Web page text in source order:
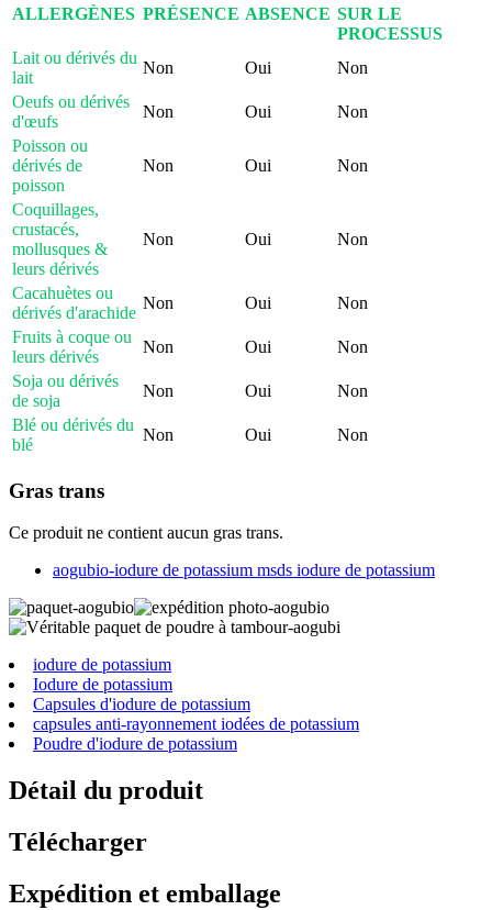
ALLERGÈNES PRÉSENCE ABSENCE SUR LE
PROCESSUS
Lait ou dérivés du
lait
Non Oui
Non
Oeufs ou dérivés
d'œufs
Non Oui
Non
Poisson ou
dérivés de
poisson
Non Oui Non
Coquillages,
crustacés,
mollusques &
leurs dérivés
Non Oui Non
Cacahuètes ou
dérivés d'arachide
Non Oui
Non
Fruits à coque ou
leurs dérivés
Non Oui
Non
Soja ou dérivés
de soja
Non Oui
Non
Blé ou dérivés du
blé
Non Oui Non
Gras trans
Ce produit ne contient aucun gras trans.
aogubio-iodure de potassium msds iodure de potassium
iodure de potassium
Iodure de potassium
Capsules d'iodure de potassium
capsules anti-rayonnement iodées de potassium
Poudre d'iodure de potassium
Détail du produit
Télécharger
Expédition et emballage